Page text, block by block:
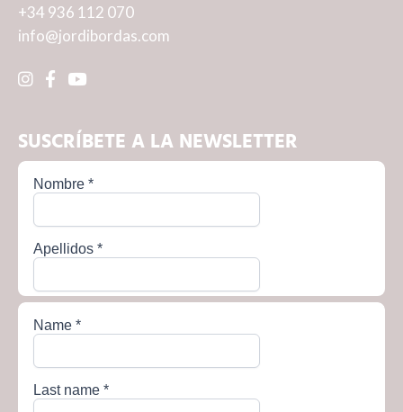
+34 936 112 070
info@jordibordas.com
SUSCRÍBETE A LA NEWSLETTER